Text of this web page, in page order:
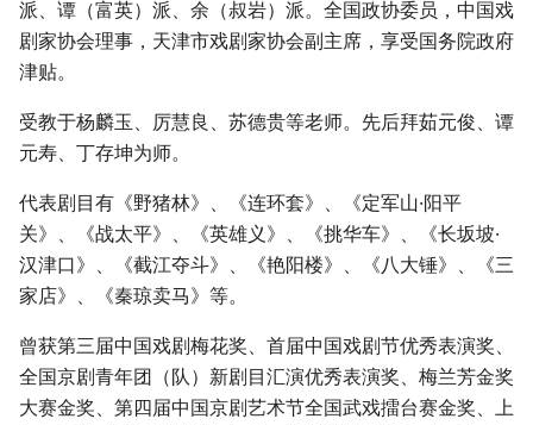
派、谭（富英）派、余（叔岩）派。全国政协委员，中国戏
剧家协会理事，天津市戏剧家协会副主席，享受国务院政府
津贴。
受教于杨麟玉、厉慧良、苏德贵等老师。先后拜茹元俊、谭
元寿、丁存坤为师。
代表剧目有《野猪林》、《连环套》、《定军山·阳平
关》、《战太平》、《英雄义》、《挑华车》、《长坂坡·
汉津口》、《截江夺斗》、《艳阳楼》、《八大锤》、《三
家店》、《秦琼卖马》等。
曾获第三届中国戏剧梅花奖、首届中国戏剧节优秀表演奖、
全国京剧青年团（队）新剧目汇演优秀表演奖、梅兰芳金奖
大赛金奖、第四届中国京剧艺术节全国武戏擂台赛金奖、上